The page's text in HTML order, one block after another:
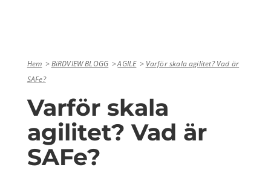
Hem BiRDVIEW BLOGG AGILE
Varför skala agilitet? Vad är
SAFe?
Varför skala
agilitet? Vad är
SAFe?